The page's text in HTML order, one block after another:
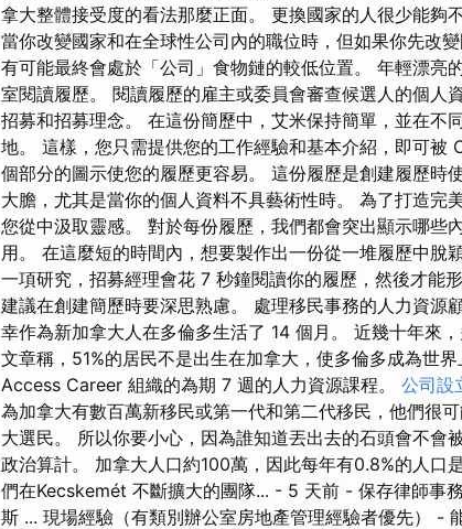
拿大整體接受度的看法那麼正面。 更換國家的人很少能夠
當你改變國家和在全球性公司內的職位時，但如果你先改
有可能最終會處於「公司」食物鏈的較低位置。 年輕漂亮
室閱讀履歷。 閱讀履歷的雇主或委員會審查候選人的個人
招募和招募理念。 在這份簡歷中，艾米保持簡單，並在不
地。 這樣，您只需提供您的工作經驗和基本介紹，即可
個部分的圖示使您的履歷更容易。 這份履歷是創建履歷時
大膽，尤其是當你的個人資料不具藝術性時。 為了打造完
您從中汲取靈感。 對於每份履歷，我們都會突出顯示哪些
用。 在這麼短的時間內，想要製作出一份從一堆履歷中
一項研究，招募經理會花 7 秒鐘閱讀你的履歷，然後才能
建議在創建簡歷時要深思​​熟慮。 處理移民事務的人力資
幸作為新加拿大人在多倫多生活了 14 個月。 近幾十年來
文章稱，51%的居民不是出生在加拿大，使多倫多成為世
Access Career 組織的為期 7 週的人力資源課程。 公司設
為加拿大有數百萬新移民或第一代和第二代移民，他們很
大選民。 所以你要小心，因為誰知道丟出去的石頭會不會
政治算計。 加拿大人口約100萬，因此每年有0.8%的人口
們在Kecskemét 不斷擴大的團隊... - 5 天前 - 保存律師事
斯 ... 現場經驗（有類別辦公室房地產管理經驗者優先） -